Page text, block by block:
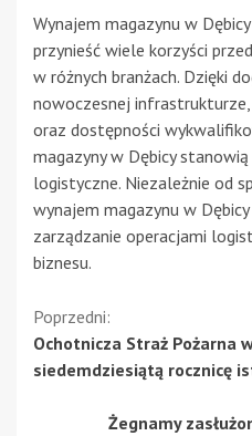
Wynajem magazynu w
przynieść wiele korzyści
w różnych branżach. Dzięki
nowoczesnej infrastrukturze,
oraz dostępności
magazyny w Dębicy
logistyczne. Niezależnie od
wynajem magazynu w
zarządzanie operacjami
biznesu.
Kontynuuj
czytanie
Poprzedni:
Ochotnicza Straż Pożarna
siedemdziesiątą rocznicę
Żegnamy